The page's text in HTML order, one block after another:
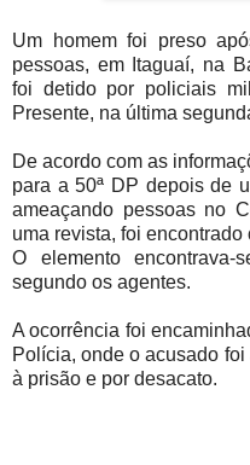
Um homem foi preso
pessoas, em Itaguaí, na
foi detido por policiais
Presente, na última
De acordo com as
para a 50ª DP depois de
ameaçando pessoas no
uma revista, foi
O elemento
segundo os agentes.
A ocorrência foi
Polícia, onde o acusado
à prisão e por desacato.